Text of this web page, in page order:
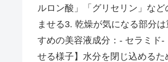
ルロン酸」「グリセリン」な
ませる3. 乾燥が気になる部分
すめの美容液成分：- セラミド
せる様子】水分を閉じ込める